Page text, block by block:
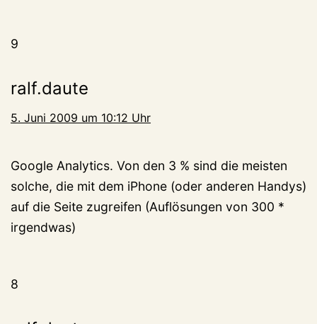
9
ralf.daute
5. Juni 2009 um 10:12 Uhr
Google Analytics. Von den 3 % sind die meisten
solche, die mit dem iPhone (oder anderen Handys)
auf die Seite zugreifen (Auflösungen von 300 *
irgendwas)
8